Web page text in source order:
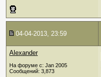
04-04-2013, 23:59
Alexander
На форуме с: Jan 2005
Сообщений: 3,873